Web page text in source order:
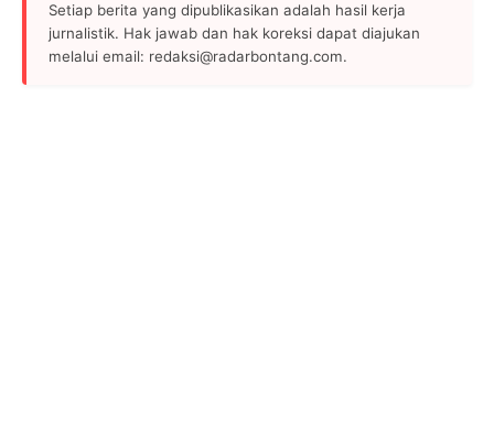
Setiap berita yang dipublikasikan adalah hasil kerja
jurnalistik. Hak jawab dan hak koreksi dapat diajukan
melalui email: redaksi@radarbontang.com.